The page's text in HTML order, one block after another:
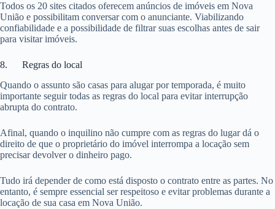
Todos os 20 sites citados oferecem anúncios de imóveis em Nova
União e possibilitam conversar com o anunciante. Viabilizando
confiabilidade e a possibilidade de filtrar suas escolhas antes de sair
para visitar imóveis.
8. Regras do local
Quando o assunto são casas para alugar por temporada, é muito
importante seguir todas as regras do local para evitar interrupção
abrupta do contrato.
Afinal, quando o inquilino não cumpre com as regras do lugar dá o
direito de que o proprietário do imóvel interrompa a locação sem
precisar devolver o dinheiro pago.
Tudo irá depender de como está disposto o contrato entre as partes. No
entanto, é sempre essencial ser respeitoso e evitar problemas durante a
locação de sua casa em Nova União.